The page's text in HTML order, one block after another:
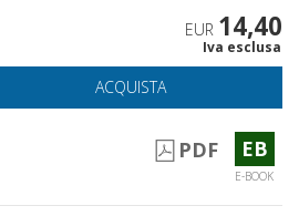
EUR 14,40
Iva esclusa
ACQUISTA
PDF EB
E-BOOK